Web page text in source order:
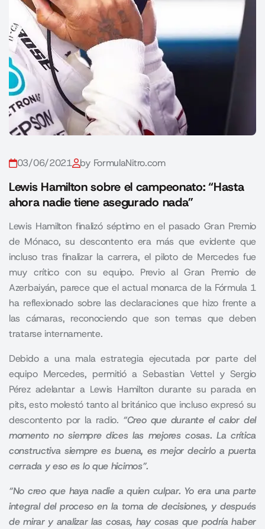
03/06/2021 by FormulaNitro.com
Lewis Hamilton sobre el campeonato: “Hasta
ahora nadie tiene asegurado nada”
Lewis Hamilton finalizó séptimo en el pasado Gran Premio
de Mónaco, su descontento era más que evidente que
incluso tras finalizar la carrera, el piloto de Mercedes fue
muy crítico con su equipo. Previo al Gran Premio de
Azerbaiyán, parece que el actual monarca de la Fórmula 1
ha reflexionado sobre las declaraciones que hizo frente a
las cámaras, reconociendo que son temas que deben
tratarse internamente.
Debido a una mala estrategia ejecutada por parte del
equipo Mercedes, permitió a Sebastian Vettel y Sergio
Pérez adelantar a Lewis Hamilton durante su parada en
pits, esto molestó tanto al británico que incluso expresó su
descontento por la radio. “Creo que durante el calor del
momento no siempre dices las mejores cosas. La crítica
constructiva siempre es buena, es mejor decirlo a puerta
cerrada y eso es lo que hicimos”.
“No creo que haya nadie a quien culpar. Yo era una parte
integral del proceso en la toma de decisiones, y después
de mirar y analizar las cosas, hay cosas que podría haber